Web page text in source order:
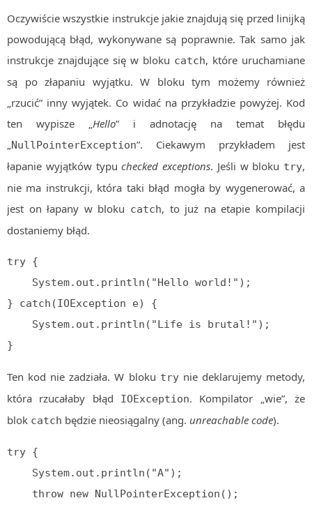
Oczywiście wszystkie instrukcje jakie znajdują się przed linijką
powodującą błąd, wykonywane są poprawnie. Tak samo jak
instrukcje znajdujące się w bloku catch, które uruchamiane
są po złapaniu wyjątku. W bloku tym możemy również
„rzucić” inny wyjątek. Co widać na przykładzie powyżej. Kod
ten wypisze „ Hello” i adnotację na temat błędu
NullPointerException”. Ciekawym przykładem jest
łapanie wyjątków typuchecked exceptions. Jeśli w bloku try,
nie ma instrukcji, która taki błąd mogła by wygenerować, a
jest on łapany w bloku catch, to już na etapie kompilacji
dostaniemy błąd.
try {
} catch(IOException e) {
}
Ten kod nie zadziała. W bloku trynie deklarujemy metody,
która rzucałaby błąd
IOException. Kompilator „wie”, że
blok catch będzie nieosiągalny (ang. unreachable code).
try {